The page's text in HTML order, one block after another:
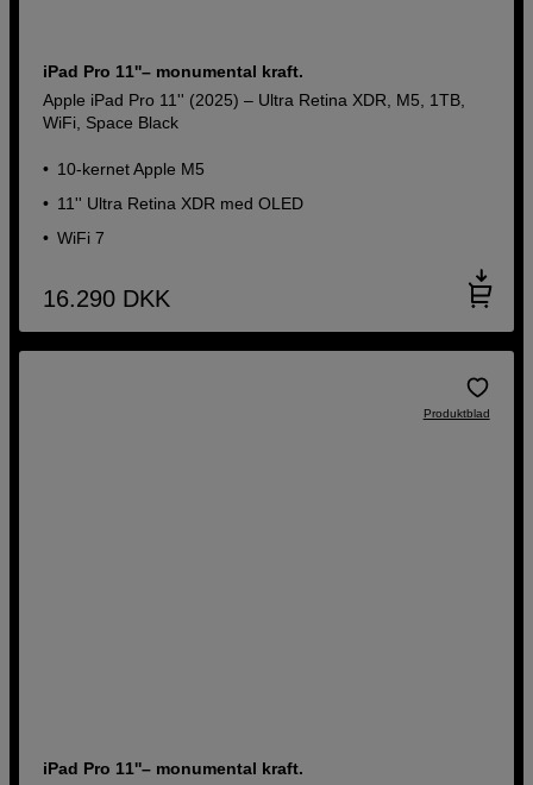
iPad Pro 11''– monumental kraft.
Apple iPad Pro 11'' (2025) – Ultra Retina XDR, M5, 1TB,
WiFi, Space Black
10-kernet Apple M5
11'' Ultra Retina XDR med OLED
WiFi 7
16.290 DKK
Produktblad
iPad Pro 11''– monumental kraft.